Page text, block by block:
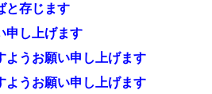
と存じます
申し上げます
ようお願い申し上げます
ようお願い申し上げます